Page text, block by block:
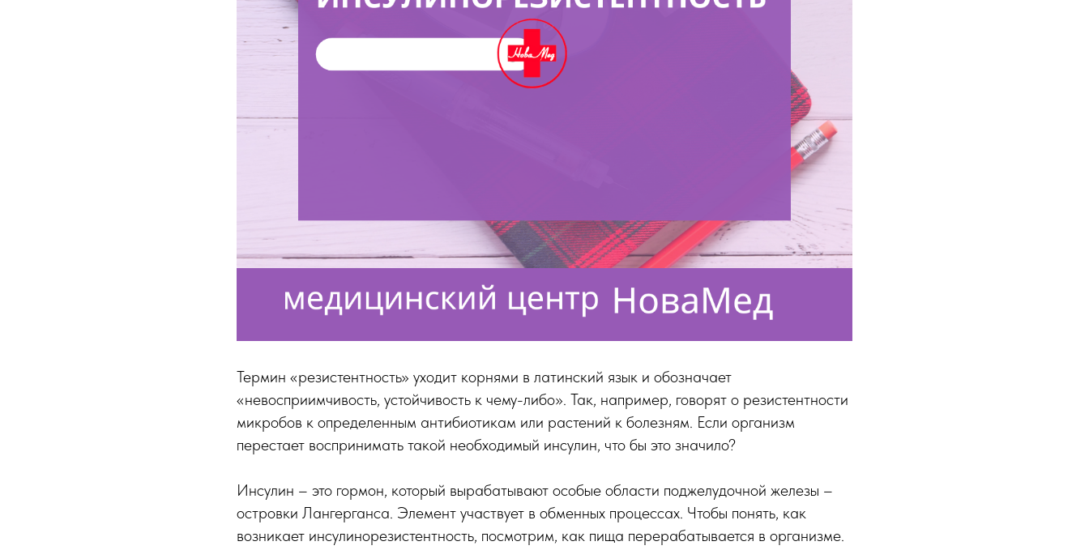
Термин «резистентность» уходит корнями в латинский язык и обозначает
«невосприимчивость, устойчивость к чему-либо». Так, например, говорят о резистентности
микробов к определенным антибиотикам или растений к болезням. Если организм
перестает воспринимать такой необходимый инсулин, что бы это значило?
Инсулин – это гормон, который вырабатывают особые области поджелудочной железы –
островки Лангерганса. Элемент участвует в обменных процессах. Чтобы понять, как
возникает инсулинорезистентность, посмотрим, как пища перерабатывается в организме.